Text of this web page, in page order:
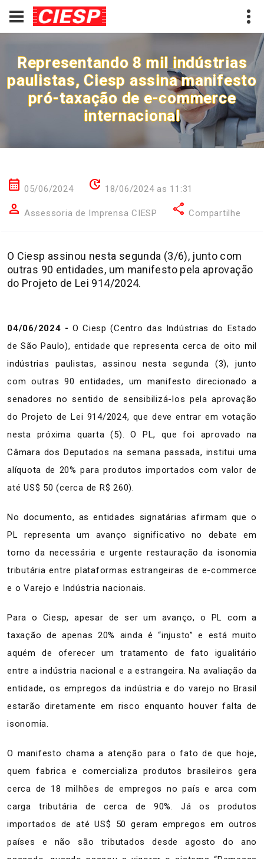
Representando 8 mil indústrias
paulistas, Ciesp assina manifesto
pró-taxação de e-commerce
internacional
calendar_month 05/06/2024 update 18/06/2024 as 11:31
person Assessoria de Imprensa CIESP share Compartilhe
O Ciesp assinou nesta segunda (3/6), junto com
outras 90 entidades, um manifesto pela aprovação
do Projeto de Lei 914/2024.
04/06/2024 - O Ciesp (Centro das Indústrias do Estado
de São Paulo), entidade que representa cerca de oito mil
indústrias paulistas, assinou nesta segunda (3), junto
com outras 90 entidades, um manifesto direcionado a
senadores no sentido de sensibilizá-los pela aprovação
do Projeto de Lei 914/2024, que deve entrar em votação
nesta próxima quarta (5). O PL, que foi aprovado na
Câmara dos Deputados na semana passada, institui uma
alíquota de 20% para produtos importados com valor de
até US$ 50 (cerca de R$ 260).
No documento, as entidades signatárias afirmam que o
PL representa um avanço significativo no debate em
torno da necessária e urgente restauração da isonomia
tributária entre plataformas estrangeiras de e-commerce
e o Varejo e Indústria nacionais.
Para o Ciesp, apesar de ser um avanço, o PL com a
taxação de apenas 20% ainda é “injusto” e está muito
aquém de oferecer um tratamento de fato igualitário
entre a indústria nacional e a estrangeira. Na avaliação da
entidade, os empregos da indústria e do varejo no Brasil
estarão diretamente em risco enquanto houver falta de
isonomia.
O manifesto chama a atenção para o fato de que hoje,
quem fabrica e comercializa produtos brasileiros gera
cerca de 18 milhões de empregos no país e arca com
carga tributária de cerca de 90%. Já os produtos
importados de até US$ 50 geram empregos em outros
países e não são tributados desde agosto do ano